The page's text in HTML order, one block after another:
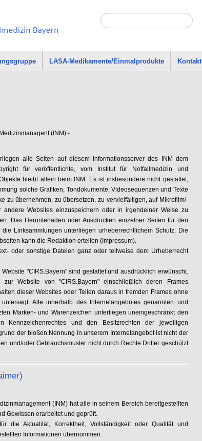
LASA-Medikamente/Einmalprodukte Kontakt
(INM) -
alle Seiten auf diesem Informationsserver des INM dem
für veröffentlichte, vom Institut für Notfallmedizin und
bleibt allein beim INM. Es ist insbesondere nicht gestattet,
solche Grafiken, Tondokumente, Videosequenzen und Texte
zu übernehmen, zu übersetzen, zu vervielfältigen, auf Mikrofilm/-
andere Websites einzuspeichern oder in irgendeiner Weise zu
Das Herunterladen oder Ausdrucken einzelner Seiten für den
Linksammlungen unterliegen urheberrechtlichem Schutz. Die
kann die Redaktion erteilen (Impressum).
oder sonstige Dateien ganz oder teilweise dem Urheberrecht
"CIRS.Bayern" sind gestattet und ausdrücklich erwünscht.
zur Website von "CIRS.Bayern" einschließlich deren Frames
dieser Websites oder Teilen daraus in fremden Frames ohne
Alle innerhalb des Internetangebotes genannten und
Marken- und Warenzeichen unterliegen uneingeschränkt den
Kennzeichenrechtes und den Besitzrechten der jeweiligen
der bloßen Nennung in unserem Internetangebot ist nicht der
und/oder Gebrauchsmuster nicht durch Rechte Dritter geschützt
(INM) hat alle in seinem Bereich bereitgestellten
Gewissen erarbeitet und geprüft.
die Aktualität, Korrektheit, Vollständigkeit oder Qualität und
Informationen übernommen.